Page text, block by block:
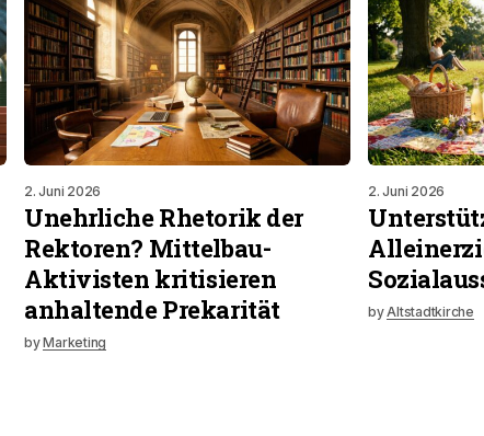
2. Juni 2026
Unehrliche Rhetorik der
Rektoren? Mittelbau-
Aktivisten kritisieren
anhaltende Prekarität
byMarketing
2. Juni 2026
byAltstadtkirche